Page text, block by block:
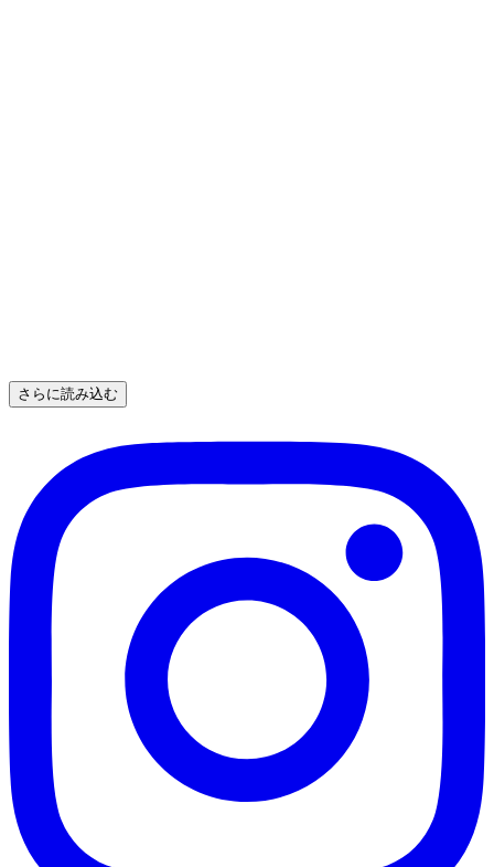
さらに読み込む